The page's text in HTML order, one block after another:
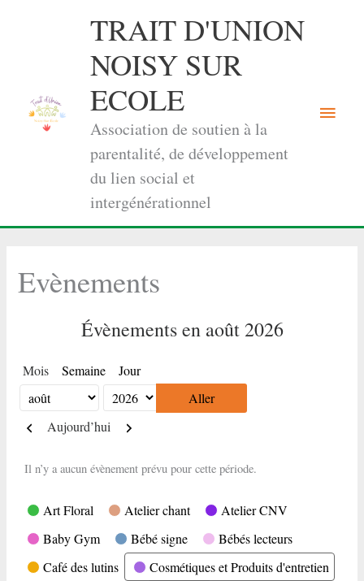
TRAIT D'UNION
NOISY SUR
ECOLE
Association de soutien à la
parentalité, de développement
du lien social et
intergénérationnel
Menu
Evènements
Évènements en août 2026
Mois Semaine Jour
Mois
Année
Précédent
Aujourd’hui Suivant
Il n’y a aucun évènement prévu pour cette période.
Catégories
Art Floral Atelier chant
Atelier CNV
Baby Gym
Bébé signe
Bébés lecteurs
Café des lutins
Cosmétiques et Produits d'entretien